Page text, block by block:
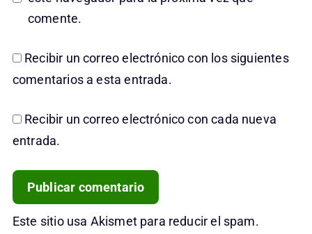
comente.
Recibir un correo electrónico con los siguientes
comentarios a esta entrada.
Recibir un correo electrónico con cada nueva
entrada.
Este sitio usa Akismet para reducir el spam.